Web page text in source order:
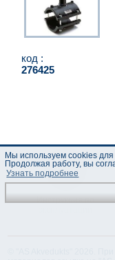
код :
276425
Инструкция по
Мы используем cookies
Продолжая работу, вы
Узнать подробнее